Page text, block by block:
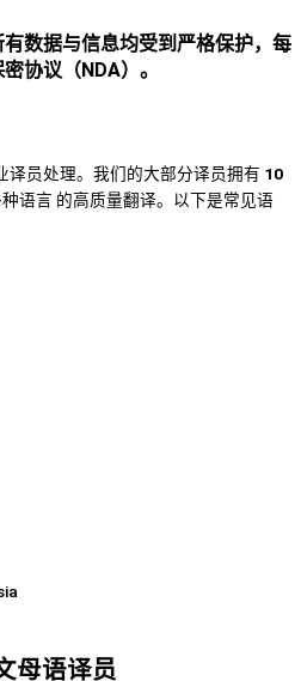
数据与信息均受到严格保护，每
协议（NDA）。
译员处理。我们的大部分译员拥有 10
语言 的高质量翻译。以下是常见语
母语译员